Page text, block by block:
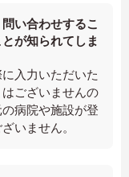
い合わせするこ
が知られてしま
入力いただいた
ございませんの
病院や施設が登
いません。